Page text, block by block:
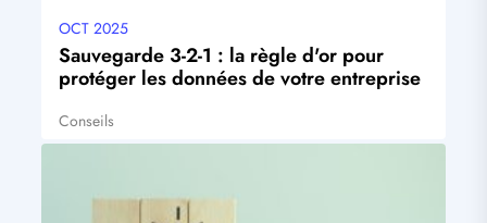
Date
mise
à
jour
OCT 2025
Sauvegarde 3-2-1 : la règle d'or pour
protéger les données de votre entreprise
Tags
Conseils